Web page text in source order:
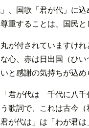
、国歌「君が代」に込
重することは、国民と
が付されていますけ
心、赤は日出国（ひ
と感謝の気持ちが込め
「君が代は 千代に八
歌詞で、これは古今
が代は」は「わが君